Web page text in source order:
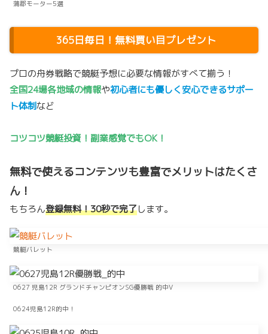
蒲郡モーター5選
365日毎日！無料買い目プレゼント
プロの舟券戦略で競艇予想に必要な情報がすべて揃う！
全国24場各地域の情報や初心者にも優しく安心できるサポー
ト体制など
コツコツ競艇投資！副業感覚でもOK！
無料で使えるコンテンツも豊富でメリットはたくさ
ん！
もちろん登録無料！30秒で完了します。
競艇バレット
0627 児島12R グランドチャンピオンSG優勝戦 的中V
0624児島12R的中！